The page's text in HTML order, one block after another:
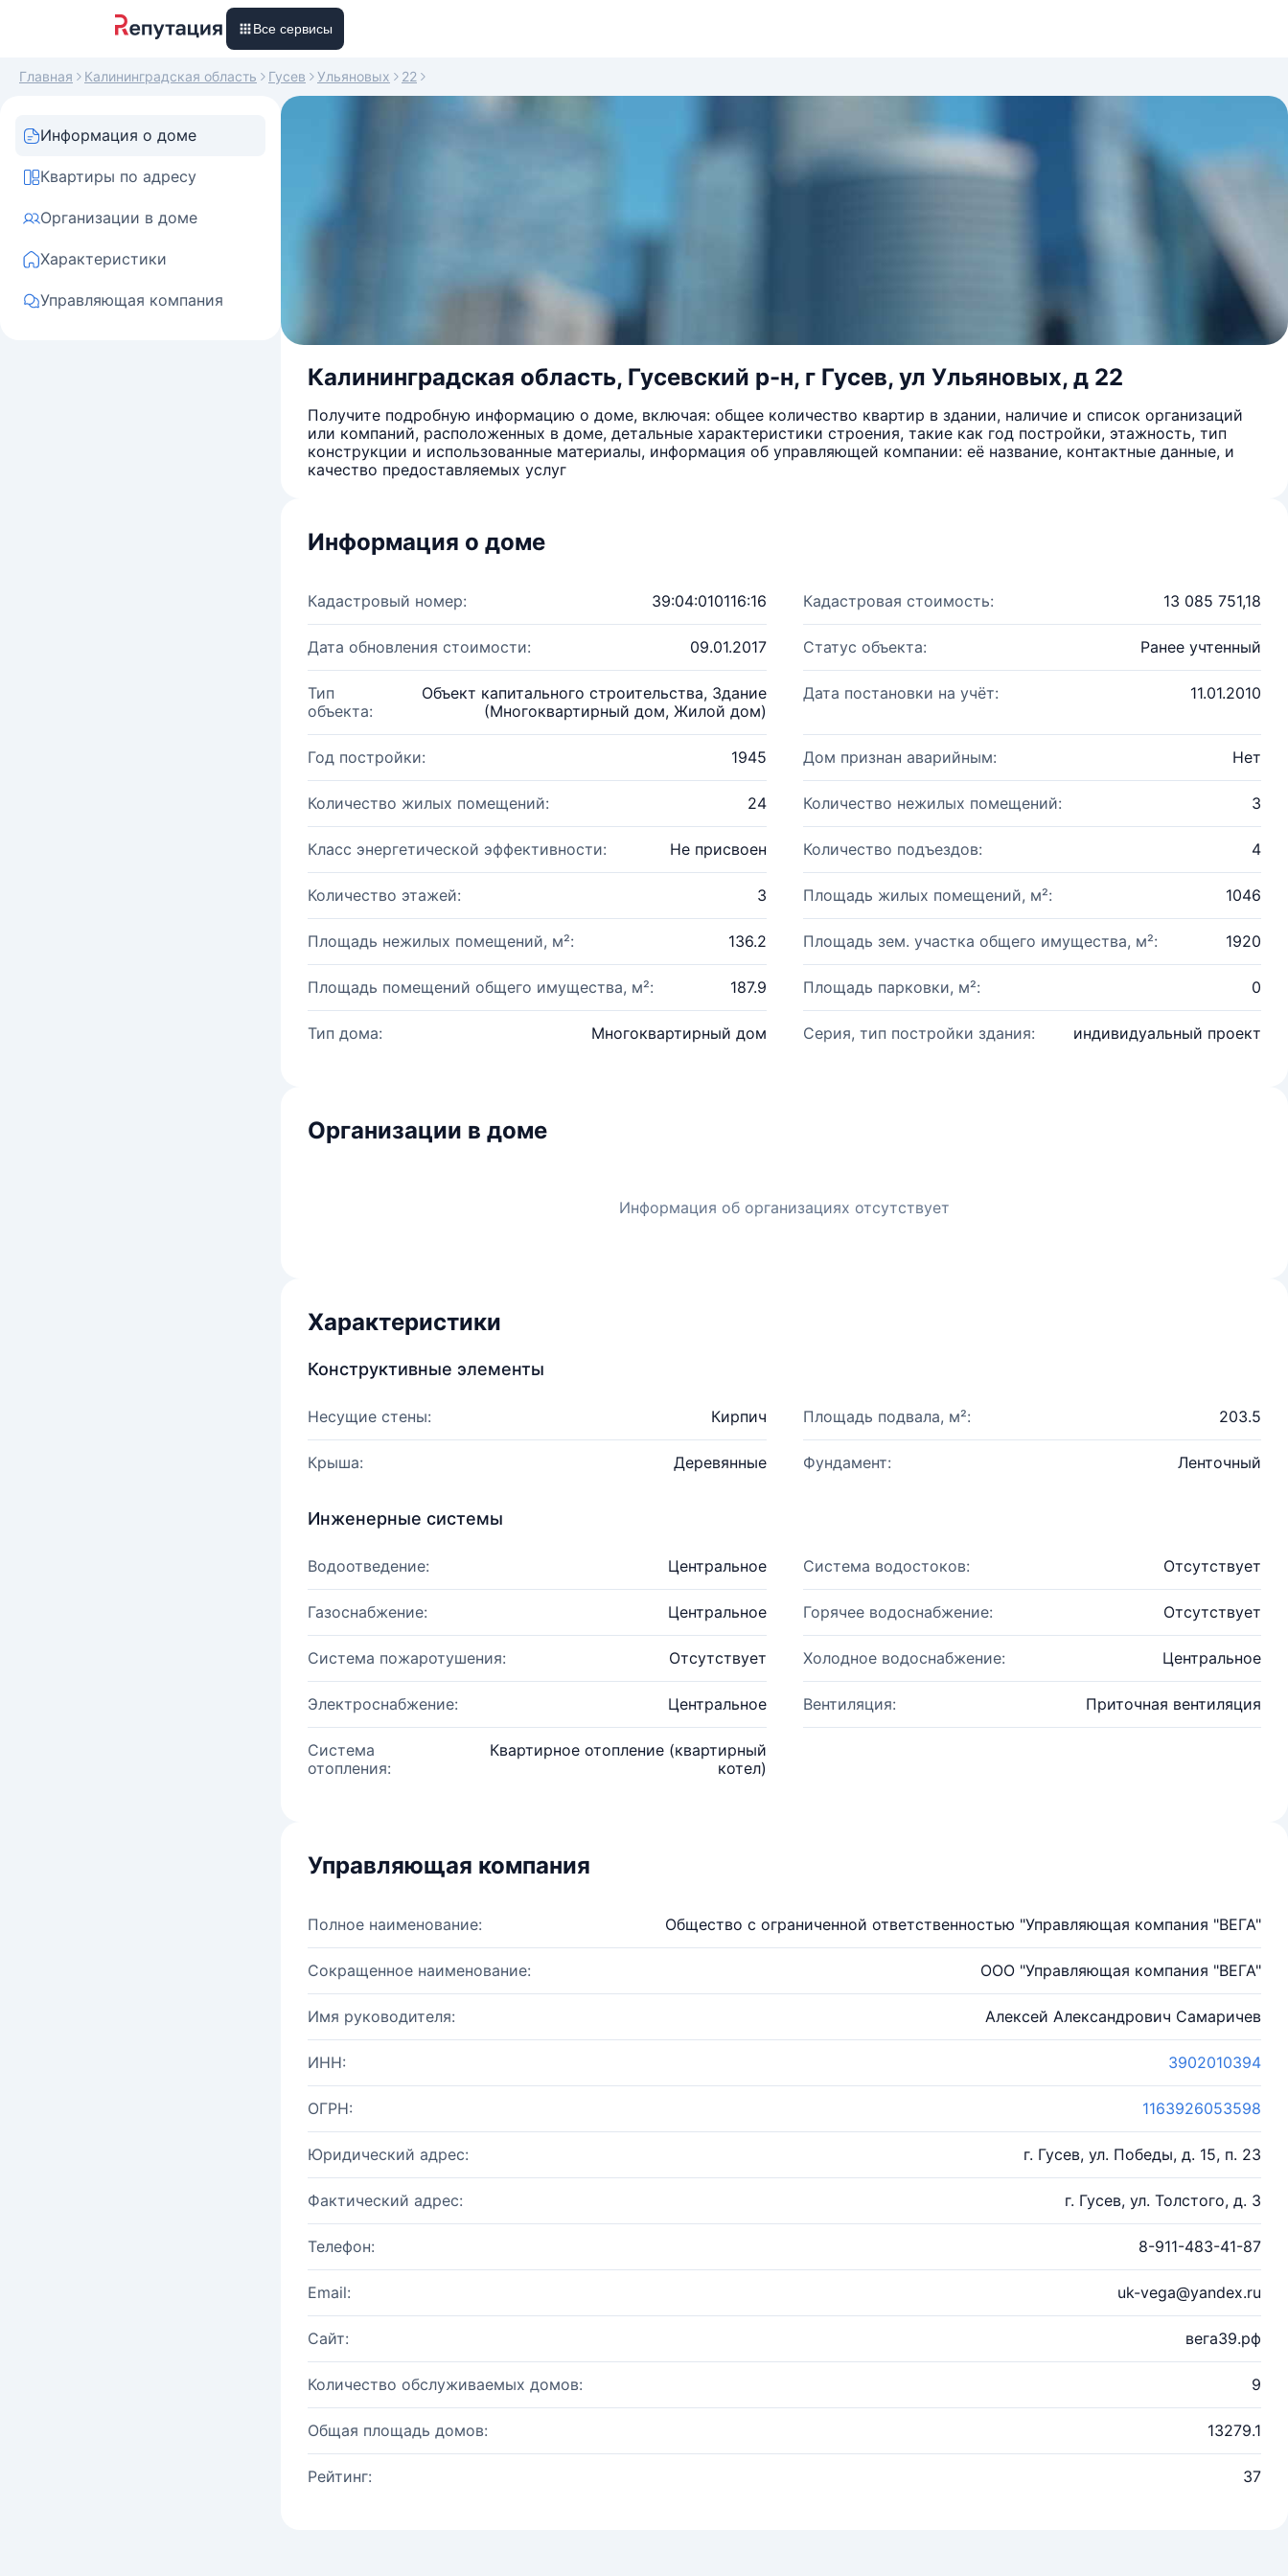
Все сервисы
Главная Калининградская область Гусев Ульяновых 22
Информация о доме
Квартиры по адресу
Организации в доме
Характеристики
Управляющая компания
Калининградская область, Гусевский р-н, г Гусев, ул Ульяновых, д 22
Получите подробную информацию о доме, включая: общее количество квартир в здании, наличие и список организаций
или компаний, расположенных в доме, детальные характеристики строения, такие как год постройки, этажность, тип
конструкции и использованные материалы, информация об управляющей компании: её название, контактные данные, и
качество предоставляемых услуг
Информация о доме
Кадастровый номер: 39:04:010116:16 Кадастровая стоимость: 13 085 751,18
Дата обновления стоимости: 09.01.2017 Статус объекта: Ранее учтенный
Тип
объекта:
Объект капитального строительства, Здание
(Многоквартирный дом, Жилой дом)
Дата постановки на учёт: 11.01.2010
Год постройки: 1945 Дом признан аварийным: Нет
Количество жилых помещений: 24 Количество нежилых помещений: 3
Класс энергетической эффективности: Не присвоен Количество подъездов: 4
Количество этажей: 3 Площадь жилых помещений, м²: 1046
Площадь нежилых помещений, м²: 136.2 Площадь зем. участка общего имущества, м²: 1920
Площадь помещений общего имущества, м²: 187.9 Площадь парковки, м²: 0
Тип дома: Многоквартирный дом Серия, тип постройки здания: индивидуальный проект
Организации в доме
Информация об организациях отсутствует
Характеристики
Конструктивные элементы
Несущие стены: Кирпич Площадь подвала, м²: 203.5
Крыша: Деревянные Фундамент: Ленточный
Инженерные системы
Водоотведение: Центральное Система водостоков: Отсутствует
Газоснабжение: Центральное Горячее водоснабжение: Отсутствует
Система пожаротушения: Отсутствует Холодное водоснабжение: Центральное
Электроснабжение: Центральное Вентиляция: Приточная вентиляция
Система
отопления:
Квартирное отопление (квартирный
котел)
Управляющая компания
Полное наименование: Общество с ограниченной ответственностью "Управляющая компания "ВЕГА"
Сокращенное наименование: ООО "Управляющая компания "ВЕГА"
Имя руководителя: Алексей Александрович Самаричев
ИНН: 3902010394
ОГРН: 1163926053598
Юридический адрес: г. Гусев, ул. Победы, д. 15, п. 23
Фактический адрес: г. Гусев, ул. Толстого, д. 3
Телефон: 8-911-483-41-87
Email: uk-vega@yandex.ru
Сайт: вега39.рф
Количество обслуживаемых домов: 9
Общая площадь домов: 13279.1
Рейтинг: 37